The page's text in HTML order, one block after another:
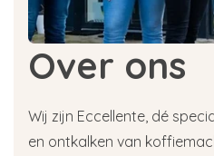
Over ons
Wij zijn Eccellente, dé
en ontkalken van